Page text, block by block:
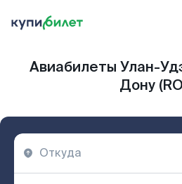
Авиабилеты Улан-
Дону